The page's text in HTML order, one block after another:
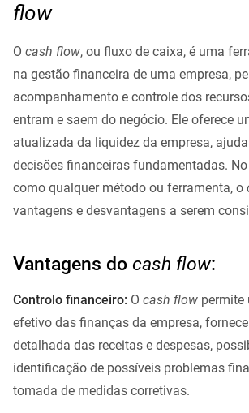
flow
O cash flow, ou fluxo de caixa, é uma
na gestão financeira de uma empresa,
acompanhamento e controle dos
entram e saem do negócio. Ele oferece
atualizada da liquidez da empresa,
decisões financeiras fundamentadas.
como qualquer método ou ferramenta, o
vantagens e desvantagens a serem
Vantagens do cash flow:
Controlo financeiro: O cash flow permite
efetivo das finanças da empresa,
detalhada das receitas e despesas,
identificação de possíveis problemas
tomada de medidas corretivas.